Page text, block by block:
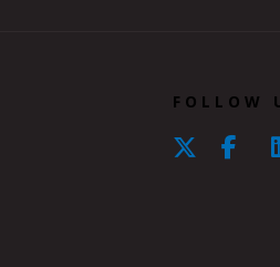
FOLLOW